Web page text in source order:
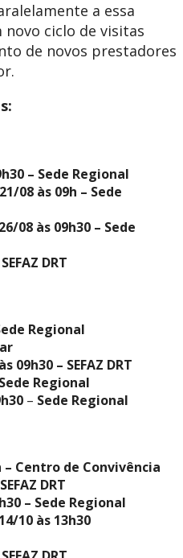
a essa
novo ciclo de visitas
de novos prestadores
– Sede Regional
08 às 09h – Sede
08 às 09h30 – Sede
DRT
Regional
09h30 – SEFAZ DRT
Sede Regional
– Sede Regional
– Centro de Convivência
DRT
– Sede Regional
10 às 13h30